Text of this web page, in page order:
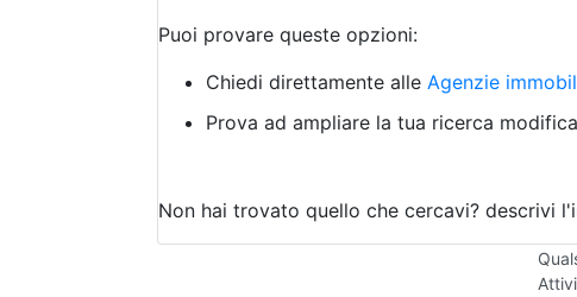
Box/
Puoi provare queste opzioni:
Chiedi direttamente alle Agenzie
Prova ad ampliare la tua ricerca
Non hai trovato quello che cercavi? descrivi